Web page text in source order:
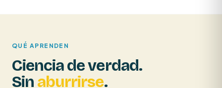
QUÉ APRENDEN
Ciencia de verdad.
Sin aburrirse.